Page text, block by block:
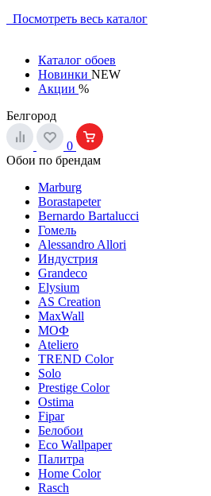
Посмотреть весь каталог
Каталог обоев
Новинки NEW
Акции %
Белгород
0
Обои по брендам
Marburg
Borastapeter
Bernardo Bartalucci
Гомель
Alessandro Allori
Индустрия
Grandeco
Elysium
AS Creation
MaxWall
МОФ
Ateliero
TREND Color
Solo
Prestige Color
Ostima
Fipar
Белобои
Eco Wallpaper
Палитра
Home Color
Rasch